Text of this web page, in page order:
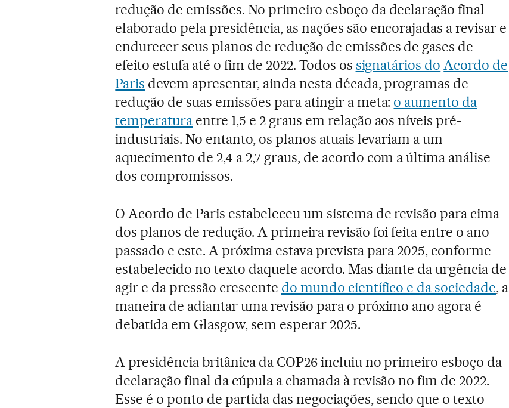
redução de emissões. No primeiro esboço da declaração final
elaborado pela presidência, as nações são encorajadas a revisar e
endurecer seus planos de redução de emissões de gases de
efeito estufa até o fim de 2022. Todos os signatários do Acordo de
Paris devem apresentar, ainda nesta década, programas de
redução de suas emissões para atingir a meta: o aumento da
temperatura entre 1,5 e 2 graus em relação aos níveis pré-
industriais. No entanto, os planos atuais levariam a um
aquecimento de 2,4 a 2,7 graus, de acordo com a última análise
dos compromissos.
O Acordo de Paris estabeleceu um sistema de revisão para cima
dos planos de redução. A primeira revisão foi feita entre o ano
passado e este. A próxima estava prevista para 2025, conforme
estabelecido no texto daquele acordo. Mas diante da urgência de
agir e da pressão crescente do mundo científico e da sociedade, a
maneira de adiantar uma revisão para o próximo ano agora é
debatida em Glasgow, sem esperar 2025.
A presidência britânica da COP26 incluiu no primeiro esboço da
declaração final da cúpula a chamada à revisão no fim de 2022.
Esse é o ponto de partida das negociações, sendo que o texto